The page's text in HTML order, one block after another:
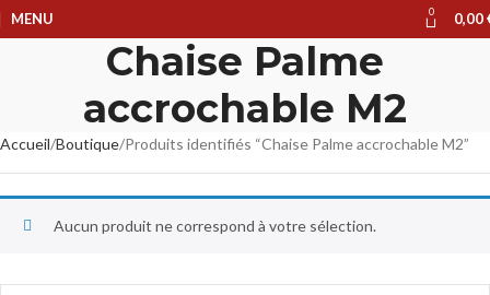
MENU 0 0,00
Chaise Palme
accrochable M2
Accueil Boutique Produits identifiés “Chaise Palme accrochable M2”
Aucun produit ne correspond à votre sélection.